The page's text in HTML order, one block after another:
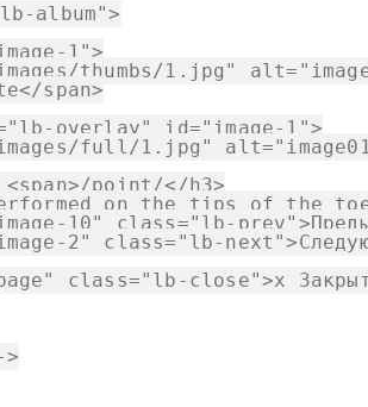
album">
1">
thumbs/1.jpg"
span>
overlay" id="image-1">
full/1.jpg"
point/</h3>
on the tips of the
10" class="lb-
2" class="lb-
class="lb-close">x